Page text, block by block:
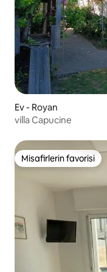
Ev - Royan
villa Capucine
Misafirlerin favorisi
Misafirlerin favorisi